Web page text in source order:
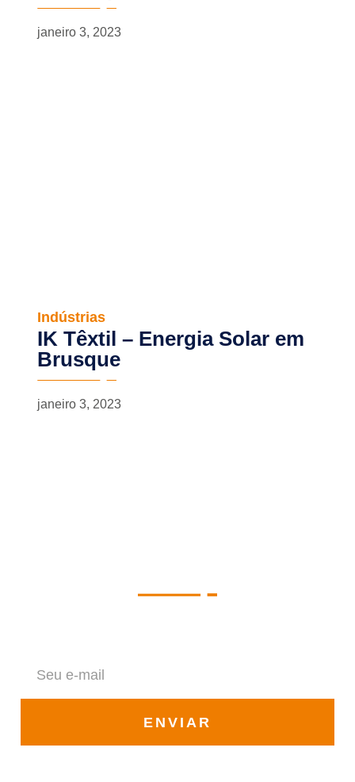
janeiro 3, 2023
Indústrias
IK Têxtil – Energia Solar em
Brusque
janeiro 3, 2023
ENVIAR